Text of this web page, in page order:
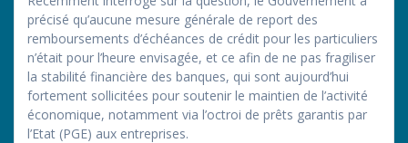
précisé qu’aucune mesure générale de report des
remboursements d’échéances de crédit pour les particuliers
n’était pour l’heure envisagée, et ce afin de ne pas fragiliser
la stabilité financière des banques, qui sont aujourd’hui
fortement sollicitées pour soutenir le maintien de l’activité
économique, notamment via l’octroi de prêts garantis par
l’Etat (PGE) aux entreprises.